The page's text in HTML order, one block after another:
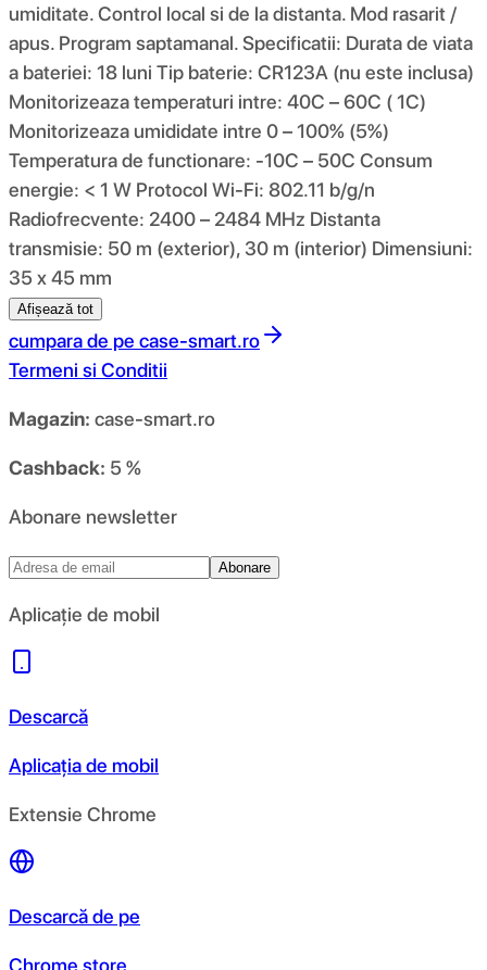
umiditate. Control local si de la distanta. Mod rasarit /
apus. Program saptamanal. Specificatii: Durata de viata
a bateriei: 18 luni Tip baterie: CR123A (nu este inclusa)
Monitorizeaza temperaturi intre: 40C – 60C ( 1C)
Monitorizeaza umididate intre 0 – 100% (5%)
Temperatura de functionare: -10C – 50C Consum
energie: < 1 W Protocol Wi-Fi: 802.11 b/g/n
Radiofrecvente: 2400 – 2484 MHz Distanta
transmisie: 50 m (exterior), 30 m (interior) Dimensiuni:
35 x 45 mm
Afișează tot
cumpara de pe case-smart.ro
Termeni si Conditii
Magazin: case-smart.ro
Cashback: 5 %
Abonare newsletter
Abonare
Aplicație de mobil
Descarcă
Aplicația de mobil
Extensie Chrome
Descarcă de pe
Chrome store